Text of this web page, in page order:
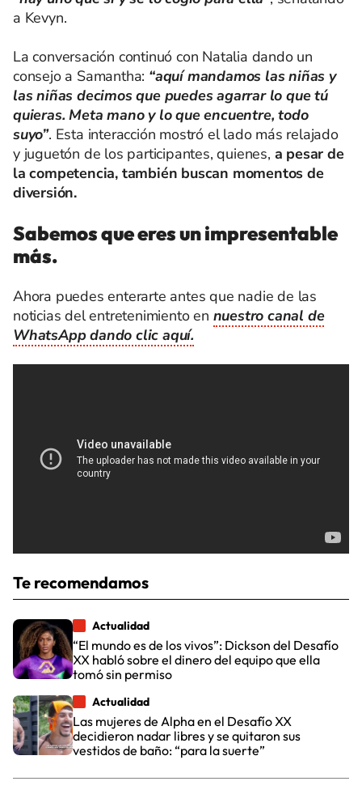
a Kevyn.
La conversación continuó con Natalia dando un
consejo a Samantha: “aquí mandamos las niñas y
las niñas decimos que puedes agarrar lo que tú
quieras. Meta mano y lo que encuentre, todo
suyo”. Esta interacción mostró el lado más relajado
y juguetón de los participantes, quienes, a pesar de
la competencia, también buscan momentos de
diversión.
Sabemos que eres un impresentable
más.
Ahora puedes enterarte antes que nadie de las
noticias del entretenimiento en nuestro canal de
WhatsApp dando clic aquí.
Te recomendamos
Actualidad
“El mundo es de los vivos”: Dickson del Desafío
XX habló sobre el dinero del equipo que ella
tomó sin permiso
Actualidad
Las mujeres de Alpha en el Desafío XX
decidieron nadar libres y se quitaron sus
vestidos de baño: “para la suerte”